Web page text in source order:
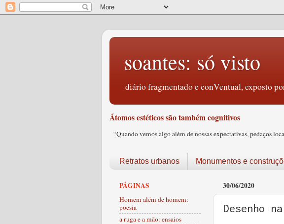
soantes: só visto
diário fragmentado e conVentual, exposto
Átomos estéticos são também cognitivos
“Quando vemos algo além de nossas expectativas, pedaços
Retratos urbanos Monumentos e
30/06/2020
Desenho
PÁGINAS
Homem além de homem:
poesia
a ruga e a mão: ensaios